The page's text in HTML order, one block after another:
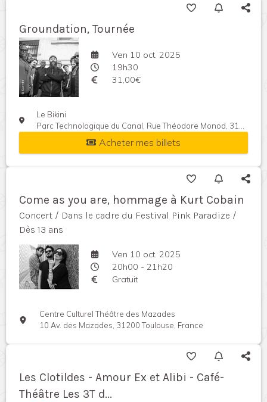
Groundation, Tournée
Ven 10 oct. 2025
19h30
31,00€
Le Bikini
Parc Technologique du Canal, Rue Théodore Monod, 31520 Ramonville-Saint-Agne, France
Acheter mes billets
Come as you are, hommage à Kurt Cobain
Concert / Dans le cadre du Festival Pink Paradize /
Dès 13 ans
Ven 10 oct. 2025
20h00 - 21h20
Gratuit
Centre Culturel Théâtre des Mazades
10 Av. des Mazades, 31200 Toulouse, France
Les Clotildes - Amour Ex et Alibi - Café-
Théâtre Les 3T d...